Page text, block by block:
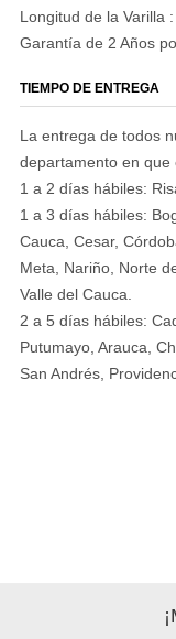
Longitud de la Varilla
Garantía de 2 Años
TIEMPO DE ENTREGA
La entrega de todos
departamento en que
1 a 2 días hábiles:
1 a 3 días hábiles:
Cauca, Cesar,
Meta, Nariño, Norte
Valle del Cauca.
2 a 5 días hábiles:
Putumayo, Arauca,
San Andrés,